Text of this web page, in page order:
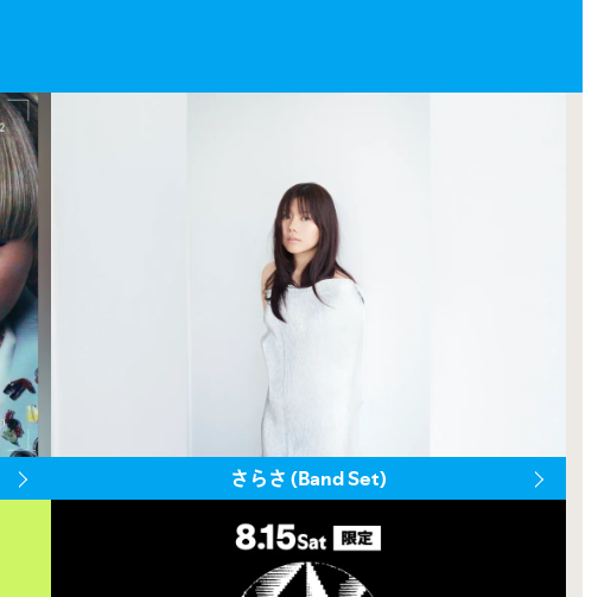
さらさ (Band Set)